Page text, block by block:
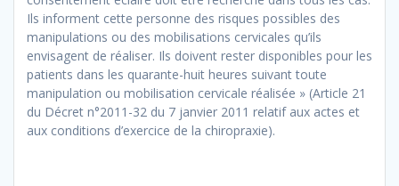
Ils informent cette personne des risques possibles des
manipulations ou des mobilisations cervicales qu’ils
envisagent de réaliser. Ils doivent rester disponibles pour les
patients dans les quarante-huit heures suivant toute
manipulation ou mobilisation cervicale réalisée » (Article 21
du Décret n°2011-32 du 7 janvier 2011 relatif aux actes et
aux conditions d’exercice de la chiropraxie).